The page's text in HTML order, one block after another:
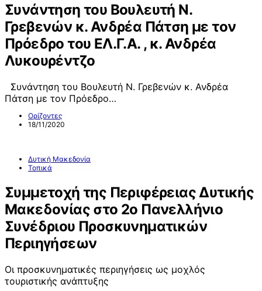
Συνάντηση του Βουλευτή Ν.
Γρεβενών κ. Ανδρέα Πάτση με τον
Πρόεδρο του ΕΛ.Γ.Α. , κ. Ανδρέα
Λυκουρέντζο
Συνάντηση του Βουλευτή Ν. Γρεβενών κ. Ανδρέα
Πάτση με τον Πρόεδρο…
Ορίζοντες
18/11/2020
Δυτική Μακεδονία
Τοπικά
Συμμετοχή της Περιφέρειας Δυτικής
Μακεδονίας στο 2ο Πανελλήνιο
Συνέδριου Προσκυνηματικών
Περιηγήσεων
Οι προσκυνηματικές περιηγήσεις ως μοχλός
τουριστικής ανάπτυξης